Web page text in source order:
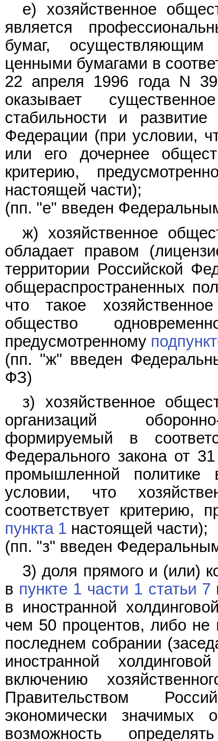
е) хозяйственное
является
бумаг,
ценными бумагами в
22 апреля 1996 года N
оказывает
стабильности и
Федерации (при условии,
или его дочернее
критерию,
настоящей части);
(пп. "е" введен
ж) хозяйственное
обладает правом
территории Российской
общераспространенных
что такое
общество
предусмотренному
(пп. "ж" введен
ФЗ)
з) хозяйственное
организаций
формируемый в
Федерального закона от
промышленной
условии, что
соответствует критерию,
пункта 1 настоящей части);
(пп. "з" введен
3) доля прямого и (или)
в пункте 1 части 1 статьи 7
в иностранной
чем 50 процентов, либо
последнем собрании
иностранной
включению
Правительством
экономически значимых
возможность